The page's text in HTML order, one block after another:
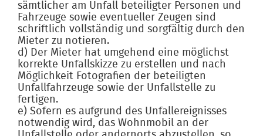
sämtlicher am Unfall beteiligter Personen und
Fahrzeuge sowie eventueller Zeugen sind
schriftlich vollständig und sorgfältig durch den
Mieter zu notieren.
d) Der Mieter hat umgehend eine möglichst
korrekte Unfallskizze zu erstellen und nach
Möglichkeit Fotografien der beteiligten
Unfallfahrzeuge sowie der Unfallstelle zu
fertigen.
e) Sofern es aufgrund des Unfallereignisses
notwendig wird, das Wohnmobil an der